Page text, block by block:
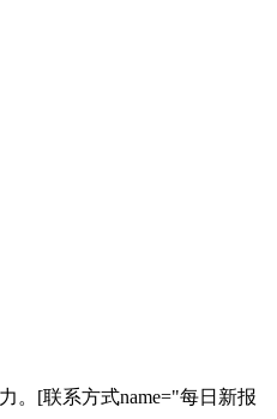
。[联系方式name="每日新报